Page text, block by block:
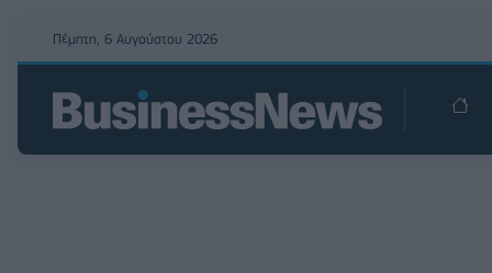
Πέμπτη, 6 Αυγούστου 2026